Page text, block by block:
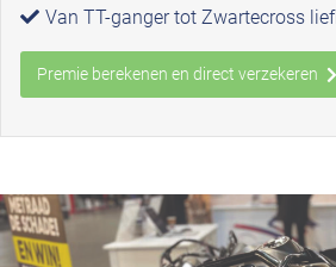
Van TT-ganger tot Zwartecross
Premie berekenen en direct verzekeren